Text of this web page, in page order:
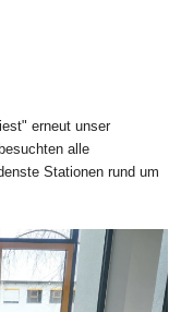
erneut unser
alle
Stationen rund um